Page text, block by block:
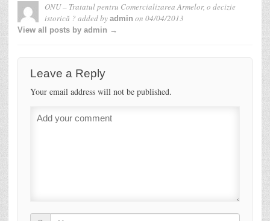
ONU – Tratatul pentru Comercializarea Armelor, o decizie
istorică ? added by admin on 04/04/2013
View all posts by admin →
Leave a Reply
Your email address will not be published.